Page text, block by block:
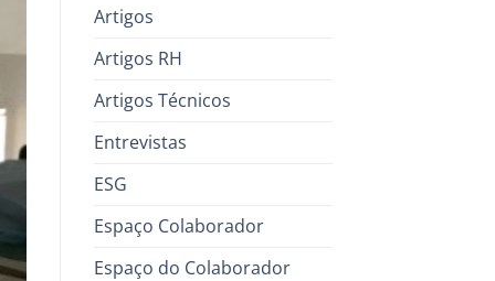
Artigos
Artigos RH
Artigos Técnicos
Entrevistas
ESG
Espaço Colaborador
Espaço do Colaborador